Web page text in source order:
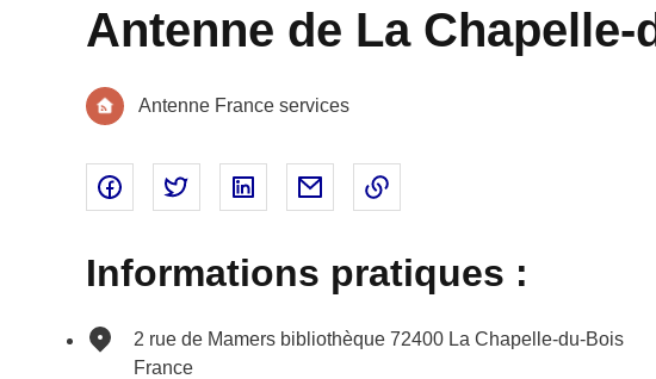
Antenne de La Chapelle-
Antenne France services
Partager sur Facebook - nouvelle fenêtre
Partager sur Twitter - nouvelle fenêtre
Partager sur Linked In - nouvelle fenêtre
Partager par email - nouvelle fenêtre
Informations pratiques :
2 rue de Mamers bibliothèque 72400 La Chapelle-du-Bois
France